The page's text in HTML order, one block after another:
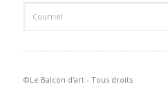
©Le Balcon d'art - Tous droits